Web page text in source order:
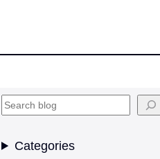
S
a Categories